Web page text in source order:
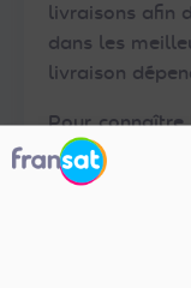
livraisons afin
dans les
livraison
Pour
s’appliqueront
lien suivant.
Le
livraison sera